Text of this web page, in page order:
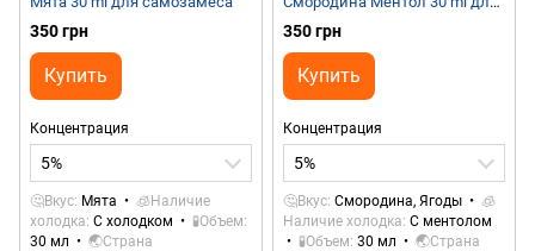
350 грн
Купить
Концентрация
5%
🤔Вкус Мята
🧊Наличие
холодка С холодком
🧪Объем
30 мл
🌏Страна
самозамеса
350 грн
Купить
Концентрация
5%
🤔Вкус Смородина, Ягоды
🧊
Наличие холодка С ментолом
🧪Объем 30 мл
🌏Страна